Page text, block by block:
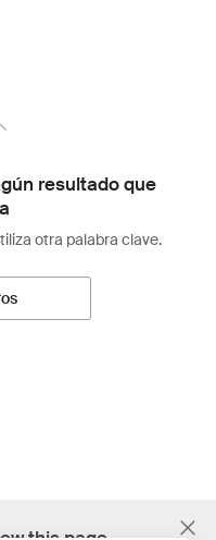
resultado que
otra palabra clave.